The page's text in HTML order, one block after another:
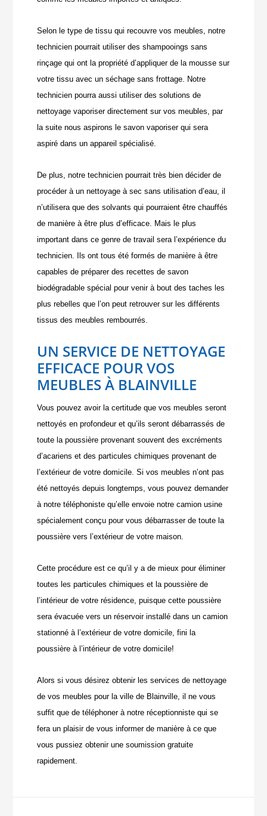
Selon le type de tissu qui recouvre vos meubles, notre
technicien pourrait utiliser des shampooings sans
rinçage qui ont la propriété d’appliquer de la mousse sur
votre tissu avec un séchage sans frottage. Notre
technicien pourra aussi utiliser des solutions de
nettoyage vaporiser directement sur vos meubles, par
la suite nous aspirons le savon vaporiser qui sera
aspiré dans un appareil spécialisé.
De plus, notre technicien pourrait très bien décider de
procéder à un nettoyage à sec sans utilisation d’eau, il
n’utilisera que des solvants qui pourraient être chauffés
de manière à être plus d’efficace. Mais le plus
important dans ce genre de travail sera l’expérience du
technicien. Ils ont tous été formés de manière à être
capables de préparer des recettes de savon
biodégradable spécial pour venir à bout des taches les
plus rebelles que l’on peut retrouver sur les différents
tissus des meubles rembourrés.
UN SERVICE DE NETTOYAGE
EFFICACE POUR VOS
MEUBLES À BLAINVILLE
Vous pouvez avoir la certitude que vos meubles seront
nettoyés en profondeur et qu’ils seront débarrassés de
toute la poussière provenant souvent des excréments
d’acariens et des particules chimiques provenant de
l’extérieur de votre domicile. Si vos meubles n’ont pas
été nettoyés depuis longtemps, vous pouvez demander
à notre téléphoniste qu’elle envoie notre camion usine
spécialement conçu pour vous débarrasser de toute la
poussière vers l’extérieur de votre maison.
Cette procédure est ce qu’il y a de mieux pour éliminer
toutes les particules chimiques et la poussière de
l’intérieur de votre résidence, puisque cette poussière
sera évacuée vers un réservoir installé dans un camion
stationné à l’extérieur de votre domicile, fini la
poussière à l’intérieur de votre domicile!
Alors si vous désirez obtenir les services de nettoyage
de vos meubles pour la ville de Blainville, il ne vous
suffit que de téléphoner à notre réceptionniste qui se
fera un plaisir de vous informer de manière à ce que
vous pussiez obtenir une soumission gratuite
rapidement.